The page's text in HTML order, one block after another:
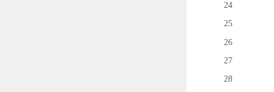
24
25
26
27
28